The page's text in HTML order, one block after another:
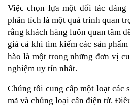
Việc chọn lựa một đối tác đáng
phân tích là một quá trình quan
rằng khách hàng luôn quan tâm
giá cả khi tìm kiếm các sản
hào là một trong những đơn vị
nghiệm uy tín nhất.
Chúng tôi cung cấp một loạt các
mã và chủng loại cân điện tử.